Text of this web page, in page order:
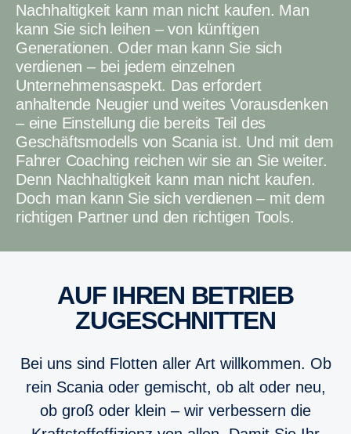
Nachhaltigkeit kann man nicht kaufen. Man
kann Sie sich leihen – von künftigen
Generationen. Oder man kann Sie sich
verdienen – bei jedem einzelnen
Unternehmensaspekt. Das erfordert
anhaltende Neugier und weites Vorausdenken
– eine Einstellung die bereits Teil des
Geschäftsmodells von Scania ist. Und mit dem
Fahrer Coaching reichen wir sie an Sie weiter.
Denn Nachhaltigkeit kann man nicht kaufen.
Doch man kann Sie sich verdienen – mit dem
richtigen Partner und den richtigen Tools.
AUF IHREN BETRIEB
ZUGESCHNITTEN
Bei uns sind Flotten aller Art willkommen. Ob
rein Scania oder gemischt, ob alt oder neu,
ob groß oder klein – wir verbessern die